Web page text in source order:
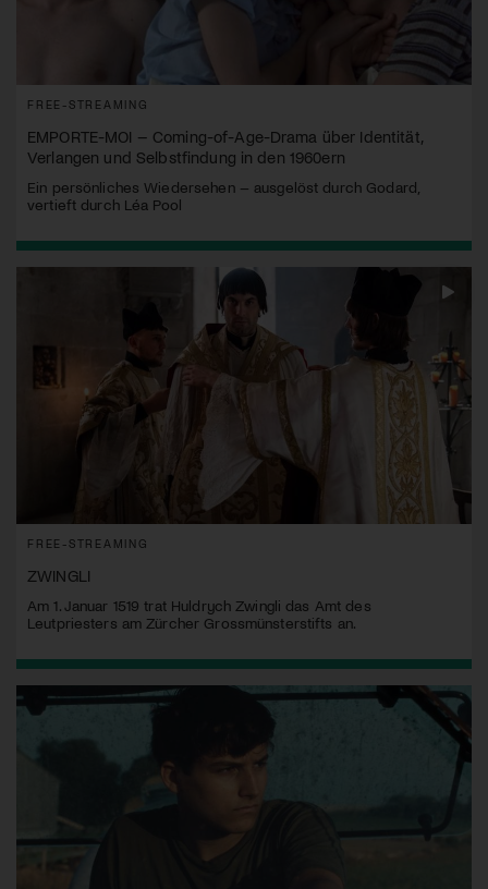
FREE-STREAMING
EMPORTE-MOI – Coming-of-Age-Drama über Identität,
Verlangen und Selbstfindung in den 1960ern
Ein persönliches Wiedersehen – ausgelöst durch Godard,
vertieft durch Léa Pool
FREE-STREAMING
ZWINGLI
Am 1. Januar 1519 trat Huldrych Zwingli das Amt des
Leutpriesters am Zürcher Grossmünsterstifts an.